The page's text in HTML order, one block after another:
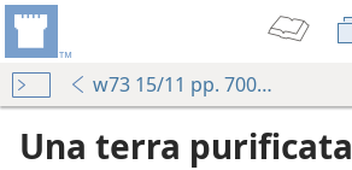
w73 15/11 pp. 700-704
Una terra purificata